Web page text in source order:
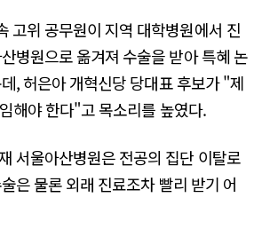
고위 공무원이 지역 대학병원에서 진
병원으로 옮겨져 수술을 받아 특혜 논
, 허은아 개혁신당 당대표 후보가 "제
해야 한다"고 목소리를 높였다.
서울아산병원은 전공의 집단 이탈로
은 물론 외래 진료조차 빨리 받기 어